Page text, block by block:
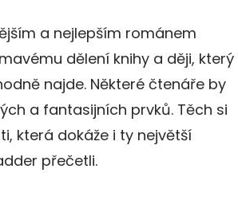
a nejlepším románem
dělení knihy a ději, který
najde. Některé čtenáře by
a fantasijních prvků. Těch si
která dokáže i ty největší
přečetli.